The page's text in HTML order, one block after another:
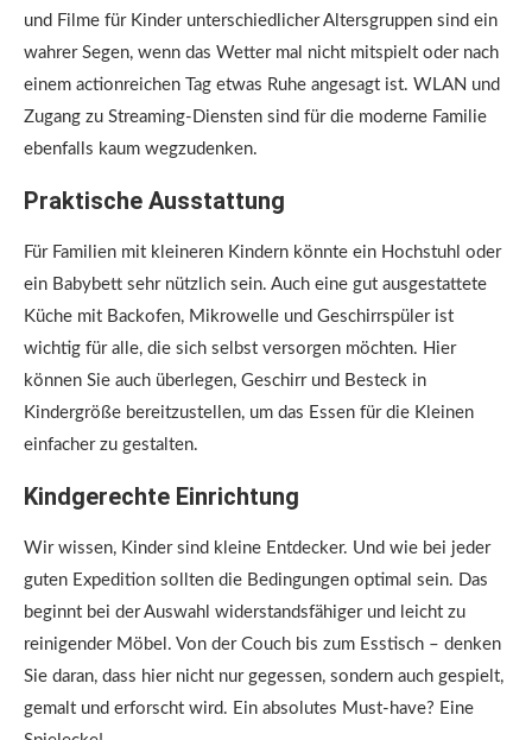
und Filme für Kinder unterschiedlicher Altersgruppen sind ein
wahrer Segen, wenn das Wetter mal nicht mitspielt oder nach
einem actionreichen Tag etwas Ruhe angesagt ist. WLAN und
Zugang zu Streaming-Diensten sind für die moderne Familie
ebenfalls kaum wegzudenken.
Praktische Ausstattung
Für Familien mit kleineren Kindern könnte ein Hochstuhl oder
ein Babybett sehr nützlich sein. Auch eine gut ausgestattete
Küche mit Backofen, Mikrowelle und Geschirrspüler ist
wichtig für alle, die sich selbst versorgen möchten. Hier
können Sie auch überlegen, Geschirr und Besteck in
Kindergröße bereitzustellen, um das Essen für die Kleinen
einfacher zu gestalten.
Kindgerechte Einrichtung
Wir wissen, Kinder sind kleine Entdecker. Und wie bei jeder
guten Expedition sollten die Bedingungen optimal sein. Das
beginnt bei der Auswahl widerstandsfähiger und leicht zu
reinigender Möbel. Von der Couch bis zum Esstisch – denken
Sie daran, dass hier nicht nur gegessen, sondern auch gespielt,
gemalt und erforscht wird. Ein absolutes Must-have? Eine